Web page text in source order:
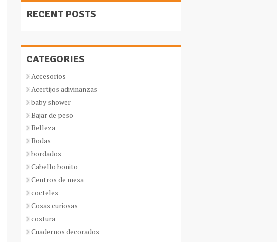
RECENT POSTS
CATEGORIES
Accesorios
Acertijos adivinanzas
baby shower
Bajar de peso
Belleza
Bodas
bordados
Cabello bonito
Centros de mesa
cocteles
Cosas curiosas
costura
Cuadernos decorados